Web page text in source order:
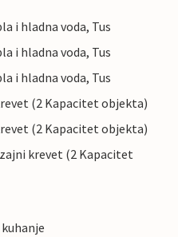
i hladna voda, Tus
i hladna voda, Tus
i hladna voda, Tus
(2 Kapacitet objekta)
(2 Kapacitet objekta)
krevet (2 Kapacitet